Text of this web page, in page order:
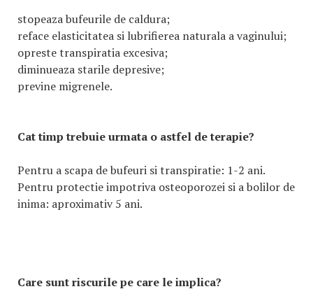
stopeaza bufeurile de caldura;
reface elasticitatea si lubrifierea naturala a vaginului;
opreste transpiratia excesiva;
diminueaza starile depresive;
previne migrenele.
Cat timp trebuie urmata o astfel de terapie?
Pentru a scapa de bufeuri si transpiratie: 1-2 ani.
Pentru protectie impotriva osteoporozei si a bolilor de
inima: aproximativ 5 ani.
Care sunt riscurile pe care le implica?